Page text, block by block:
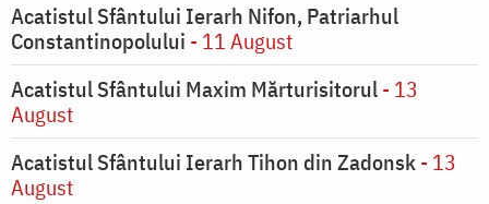
Acatistul Sfântului Ierarh Nifon, Patriarhul
Constantinopolului - 11 August
Acatistul Sfântului Maxim Mărturisitorul- 13
August
Acatistul Sfântului Ierarh Tihon din Zadonsk- 13
August